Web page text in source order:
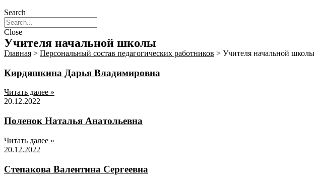
Search
Close
Учителя начальной школы
Главная > Персональный состав педагогических работников > Учителя начальной школы
Кирдяшкина Дарья Владимировна
Читать далее »
20.12.2022
Поленок Наталья Анатольевна
Читать далее »
20.12.2022
Степакова Валентина Сергеевна